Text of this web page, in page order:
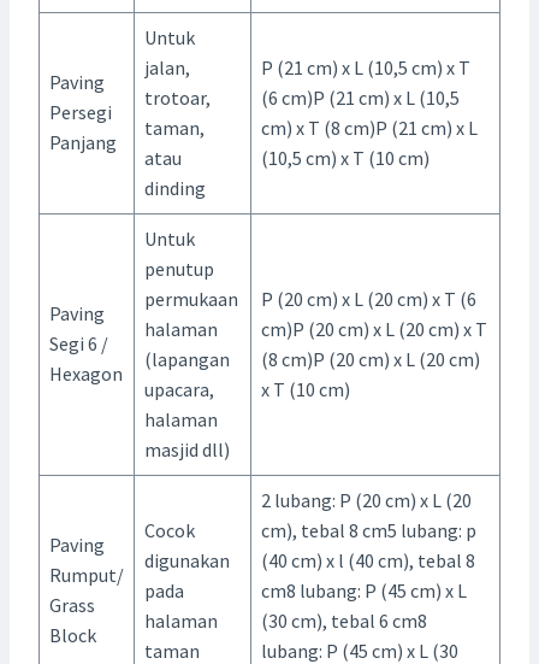
Paving
Persegi
Panjang
Untuk
jalan,
trotoar,
taman,
atau
dinding
P (21 cm) x L (10,5 cm) x T
(6 cm)P (21 cm) x L (10,5
cm) x T (8 cm)P (21 cm) x L
(10,5 cm) x T (10 cm)
Paving
Segi 6 /
Hexagon
Untuk
penutup
permukaan
halaman
(lapangan
upacara,
halaman
masjid dll)
P (20 cm) x L (20 cm) x T (6
cm)P (20 cm) x L (20 cm) x T
(8 cm)P (20 cm) x L (20 cm)
x T (10 cm)
Paving
Rumput/
Grass
Block
Cocok
digunakan
pada
halaman
taman
2 lubang: P (20 cm) x L (20
cm), tebal 8 cm5 lubang: p
(40 cm) x l (40 cm), tebal 8
cm8 lubang: P (45 cm) x L
(30 cm), tebal 6 cm8
lubang: P (45 cm) x L (30